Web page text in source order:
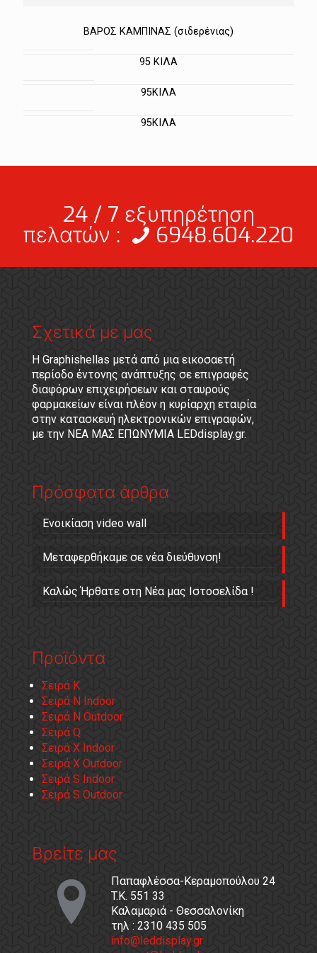
ΒΑΡΟΣ ΚΑΜΠΙΝΑΣ (σιδερένιας)
95 ΚΙΛΑ
95ΚΙΛΑ
95ΚΙΛΑ
24 / 7 εξυπηρέτηση
πελατών : 6948.604.220
Σχετικά με μας
Η Graphishellas μετά από μια εικοσαετή
περίοδο έντονης ανάπτυξης σε επιγραφές
διαφόρων επιχειρήσεων και σταυρούς
φαρμακείων είναι πλέον η κυρίαρχη εταιρία
στην κατασκευή ηλεκτρονικών επιγραφών,
με την ΝΕΑ ΜΑΣ ΕΠΩΝΥΜΙΑ LEDdisplay.gr.
Πρόσφατα άρθρα
Ενοικίαση video wall
Μεταφερθήκαμε σε νέα διεύθυνση!
Καλώς Ήρθατε στη Νέα μας Ιστοσελίδα !
Προϊόντα
Σειρά Κ
Σειρά Ν Indoor
Σειρά Ν Outdoor
Σειρά Q
Σειρά X Indoor
Σειρά X Outdoor
Σειρά S Indoor
Σειρά S Outdoor
Βρείτε μας
Παπαφλέσσα-Κεραμοπούλου 24
T.K. 551 33
Καλαμαριά - Θεσσαλονίκη
τηλ : 2310 435 505
info@leddisplay.gr